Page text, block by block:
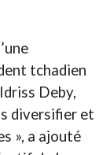
tchadien
Deby,
diversifier et
», a ajouté